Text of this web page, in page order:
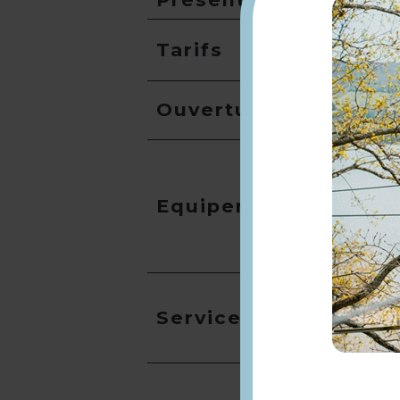
Tarifs
Ouverture
Equipement
Services